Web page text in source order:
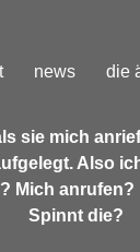
news die
sie mich
Also
Mich
Spinnt die?